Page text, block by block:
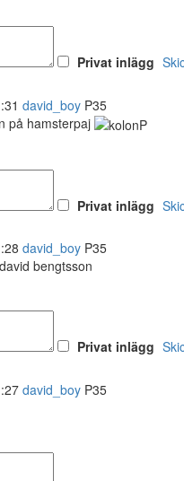
Privat inlägg
david_boy P35
på hamsterpaj
Privat inlägg
david_boy P35
bengtsson
Privat inlägg
david_boy P35